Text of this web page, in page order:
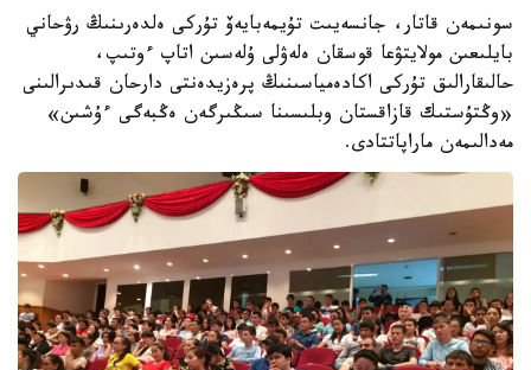
سونىمەن قاتار، جانسەيىت تۇيمەبايەۆ تۇركى ەلدەرىنىڭ رۋحاني
بايلىعىن مولايتۋعا قوسقان ەلەۋلى ۇلەسىن اتاپ ءوتىپ،
حالىقارالىق تۇركى اكادەمياسىنىڭ پرەزيدەنتى دارحان قىدىرالىنى
«وڭتۇستىك قازاقستان وبلىسىنا سىڭىرگەن ەڭبەگى ءۇشىن»
مەدالىمەن ماراپاتتادى.